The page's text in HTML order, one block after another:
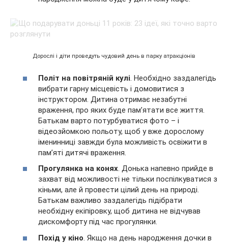
Дорослі і діти проведуть чудовий день в парку атракціонів
Політ на повітряній кулі . Необхідно заздалегідь
вибрати гарну місцевість і домовитися з
інструктором. Дитина отримає незабутні
враження, про яких буде пам’ятати все життя.
Батькам варто потурбуватися фото – і
відеозйомкою польоту, щоб у вже дорослому
іменинниці завжди була можливість освіжити в
пам’яті дитячі враження.
Прогулянка на конях. Донька напевно прийде в
захват від можливості не тільки поспілкуватися з
кіньми, але й провести цілий день на природі.
Батькам важливо заздалегідь підібрати
необхідну екіпіровку, щоб дитина не відчував
дискомфорту під час прогулянки.
Похід у кіно . Якщо на день народження дочки в